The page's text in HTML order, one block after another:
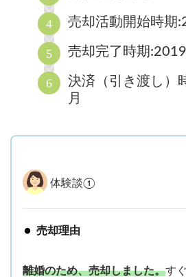
売却活動開始時期
売却完了時期
決済（引き渡し）
月
体験談①
売却理由
離婚のため、売却しました。す